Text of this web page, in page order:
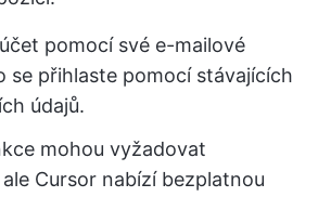
pomocí své e-mailové
se přihlaste pomocí stávajících
údajů.
mohou vyžadovat
Cursor nabízí bezplatnou